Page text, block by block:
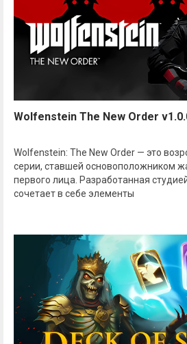
Wolfenstein The New Order
Wolfenstein: The New Order — это
серии, ставшей основоположником
первого лица. Разработанная
сочетает в себе элементы